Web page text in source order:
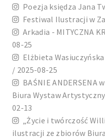
Poezja księdza Jana
Festiwal Ilustracji w
Arkadia - MITYCZNA
08-25
Elżbieta
/ 2025-08-25
BAŚNIE
Biura Wystaw
02-13
„Życie i twórczość
ilustracji ze zbiorów